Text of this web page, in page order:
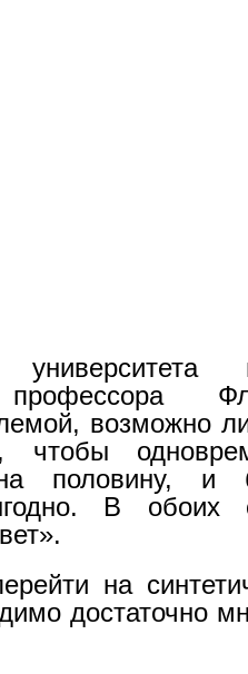
профессора
возможно
чтобы
половину, и
В обоих
на
достаточно